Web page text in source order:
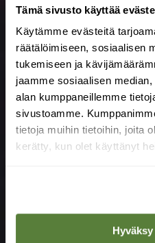
Tämä sivusto käyttää
Käytämme evästeitä
räätälöimiseen, sosiaalisen
tukemiseen ja
jaamme sosiaalisen
alan kumppaneillemme
sivustoamme.
tietoja muihin tietoihin, joita
kerätty, kun olet käyttänyt